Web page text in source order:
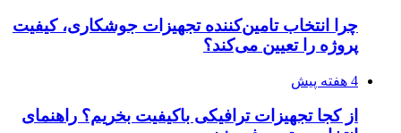
چرا انتخاب تامین‌کننده تجهیزات جوشکاری، کیفیت
پروژه را تعیین می‌کند؟
4 هفته پیش
از کجا تجهیزات ترافیکی باکیفیت بخریم؟ راهنمای